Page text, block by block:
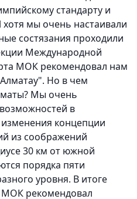
стандарту и
хотя мы очень настаивали
состязания проходили
Международной
МОК рекомендовал нам
Но в чем
Мы очень
в
изменения концепции
из соображений
30 км от южной
порядка пяти
уровня. В итоге
МОК рекомендовал